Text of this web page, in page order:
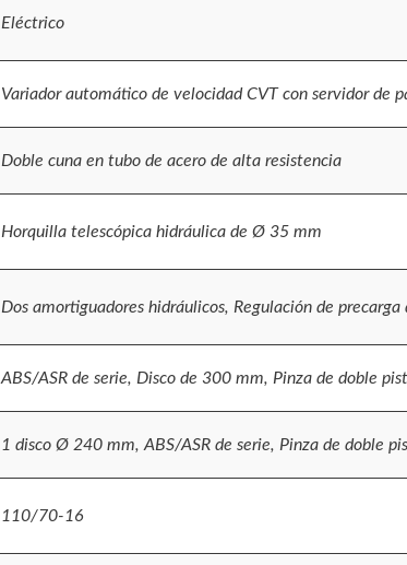
Eléctrico
Variador automático de velocidad CVT con servidor de
Doble cuna en tubo de acero de alta resistencia
Horquilla telescópica hidráulica de Ø 35 mm
Dos amortiguadores hidráulicos, Regulación de
ABS/ASR de serie, Disco de 300 mm, Pinza de doble
1 disco Ø 240 mm, ABS/ASR de serie, Pinza de doble
110/70-16